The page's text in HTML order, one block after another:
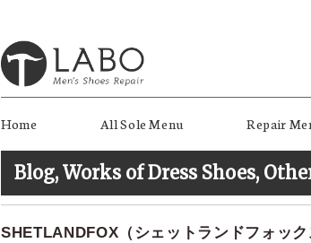
Home All Sole Menu Repair
Blog, Works of Dress Shoes,
SHETLANDFOX（シェットランドフォッ